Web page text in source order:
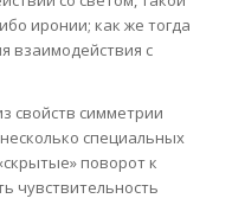
иронии; как же тогда
взаимодействия с
свойств симметрии
специальных
поворот к
чувствительность